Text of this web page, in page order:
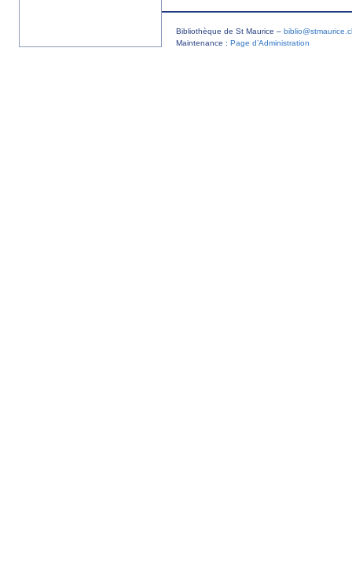
Bibliothèque de St Maurice –
Maintenance : Page d’Administration